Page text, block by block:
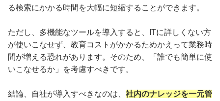
る検索にかかる時間を大幅に短縮することができます。
ただし、多機能なツールを導入すると、ITに詳しくない方
が使いこなせず、教育コストがかかるためかえって業務時
間が増える恐れがあります。そのため、「誰でも簡単に使
いこなせるか」を考慮すべきです。
結論、自社が導入すべきなのは、 社内のナレッジを一元管